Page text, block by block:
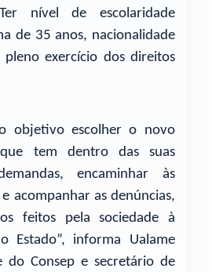
nível de escolaridade
de 35 anos, nacionalidade
exercício dos direitos
objetivo escolher o novo
tem dentro das suas
encaminhar às
acompanhar as denúncias,
feitos pela sociedade à
Estado”, informa Ualame
do Consep e secretário de